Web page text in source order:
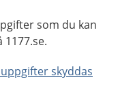
som du kan
skyddas